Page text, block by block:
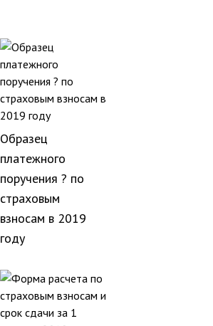
Образец
платежного
поручения ? по
страховым
взносам в 2019
году